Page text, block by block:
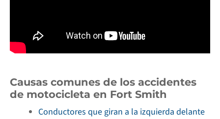
Causas comunes de los accidentes
de motocicleta en Fort Smith
Conductores que giran a la izquierda delante